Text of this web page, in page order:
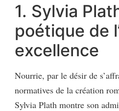
1. Sylvia
poétique de
excellence
Nourrie, par le désir de
normatives de la création
Sylvia Plath montre son